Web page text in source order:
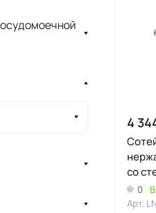
4
со
0
Арт.